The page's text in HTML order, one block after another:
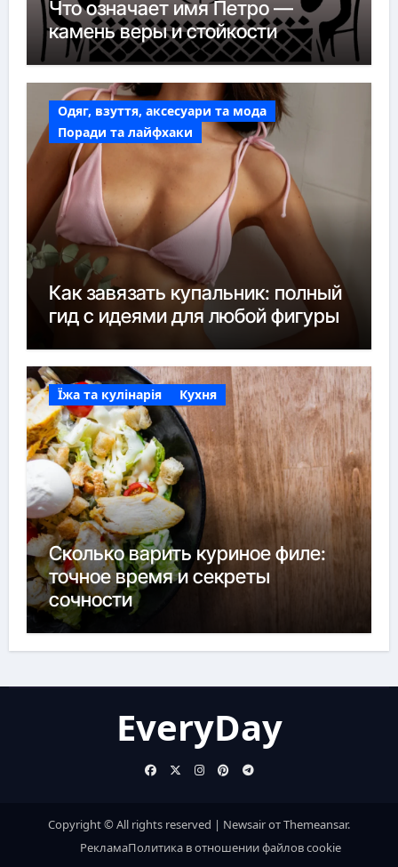
Что означает имя Петро —
камень веры и стойкости
Одяг, взуття, аксесуари та мода
Поради та лайфхаки
Как завязать купальник: полный
гид с идеями для любой фигуры
Їжа та кулінарія Кухня
Сколько варить куриное филе:
точное время и секреты
сочности
EveryDay
Copyright © All rights reserved | NewsairотThemeansar.
РекламаПолитика в отношении файлов cookie